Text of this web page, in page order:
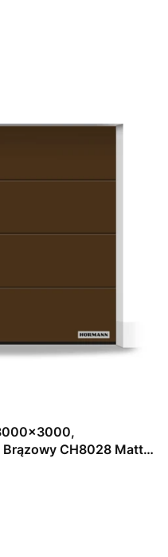
Brązowy CH8028 Matt